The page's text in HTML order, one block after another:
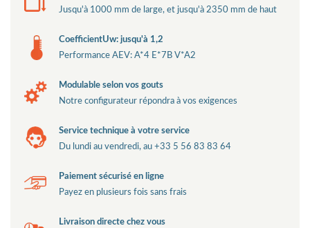
Jusqu'à 1000 mm de large, et jusqu'à 2350 mm de haut
CoefficientUw: jusqu'à 1,2
Performance AEV: A*4 E*7B V*A2
Modulable selon vos gouts
Notre configurateur répondra à vos exigences
Service technique à votre service
Du lundi au vendredi, au +33 5 56 83 83 64
Paiement sécurisé en ligne
Payez en plusieurs fois sans frais
Livraison directe chez vous